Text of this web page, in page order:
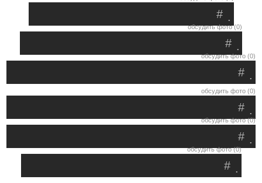
.
#
обсудить фото (0)
.
#
обсудить фото (0)
.
#
обсудить фото (0)
.
#
обсудить фото (0)
.
#
обсудить фото (0)
.
#